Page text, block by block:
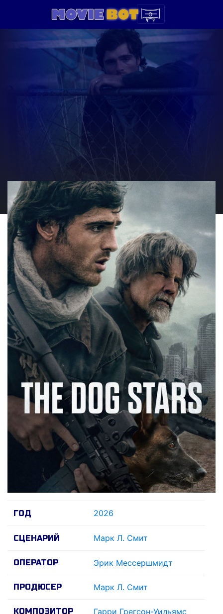
ГОД 2026
СЦЕНАРИЙ Марк Л. Смит
ОПЕРАТОР Эрик Мессершмидт
ПРОДЮСЕР Марк Л. Смит
КОМПОЗИТОР Гарри Грегсон-Уильямс